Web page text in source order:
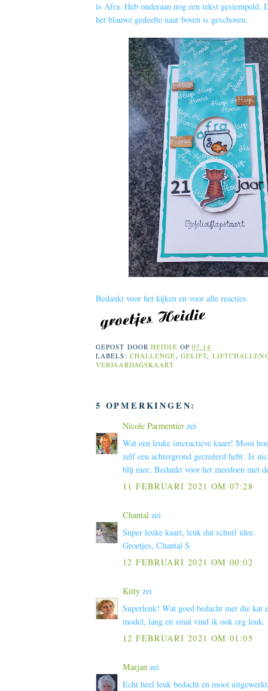
is Afra. Heb onderaan nog een tekst gestempeld.
het blauwe gedeelte naar boven is geschoven.
Bedankt voor het kijken en voor alle reacties.
GEPOST DOORHEIDIE OP07:14
LABELS: CHALLENGE GELIFT
VERJAARDAGSKAART
5 OPMERKINGEN:
Nicole Parmentier zei
Wat een leuke interactieve kaart! Mooi
zelf een achtergrond gecreëerd hebt. Je
blij mee. Bedankt voor het meedoen met
11 FEBRUARI 2021 OM 07:28
Chantal zei
Super leuke kaart, leuk dat schuif idee.
Groetjes, Chantal S
12 FEBRUARI 2021 OM 00:02
Kitty zei
Superleuk! Wat goed bedacht met die kat
model, lang en smal vind ik ook erg leuk.
12 FEBRUARI 2021 OM 01:05
Marjan zei
Echt heel leuk bedacht en mooi